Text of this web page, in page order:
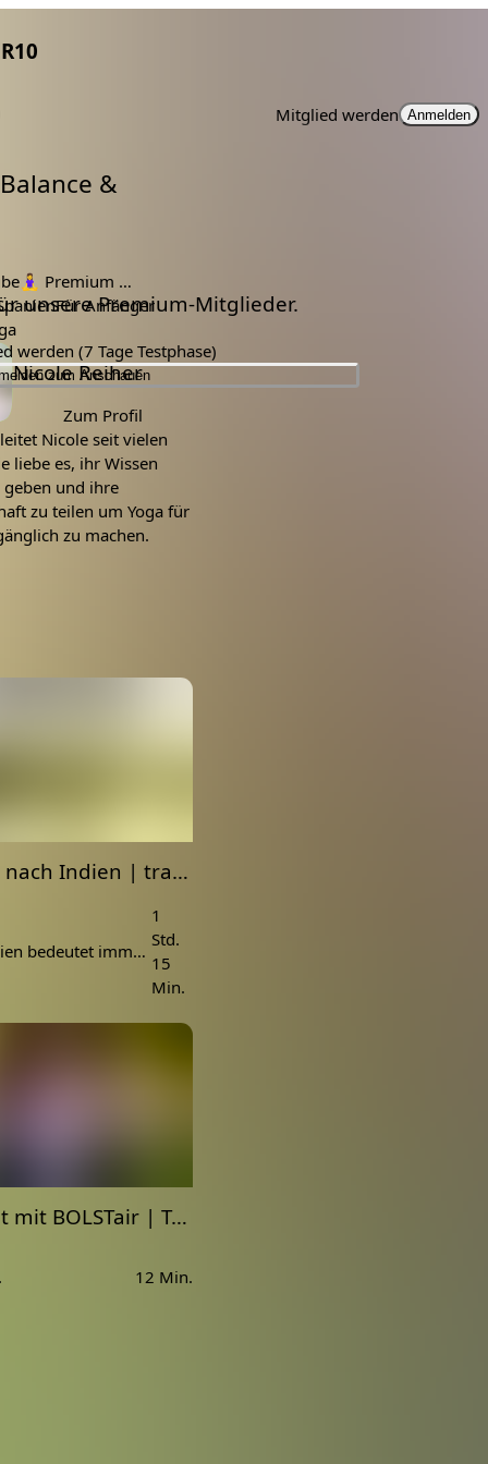
Mitglied werden Anmelden
&
unsere Premium-Mitglieder.
werden (7 Tage Testphase)
zum Anschauen
🧘‍♀️ Premium Mitglieder
Für Anfänger
Nicole Reiher
Zum Profil
Nicole seit vielen
liebe es, ihr Wissen
und ihre
zu teilen um Yoga für
zu machen.
Ausflug nach Indien | traditionelle indische Hatha Yoga Stunde
Gruß aus Indien bedeutet immer ein bunter Mix aus Aktivierung und Entspannung.
1
Std.
15
Min.
Workout mit BOLSTair | Tabata 40:20 - Woche 1
12 Min.